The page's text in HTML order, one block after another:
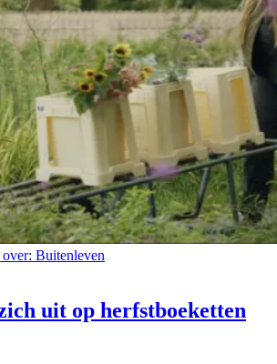
Buitenleven
uit op herfstboeketten